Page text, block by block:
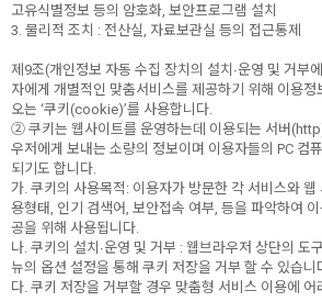
고유식별정보 등의 암호화, 보안프로그램 설치
3. 물리적 조치 : 전산실, 자료보관실 등의 접근통제
제9조(개인정보 자동 수집 장치의 설치∙운영 및 거부
자에게 개별적인 맞춤서비스를 제공하기 위해 이용
오는 ‘쿠키(cookie)’를 사용합니다.
② 쿠키는 웹사이트를 운영하는데 이용되는 서버
우저에게 보내는 소량의 정보이며 이용자들의 PC 컴
되기도 합니다.
가. 쿠키의 사용목적: 이용자가 방문한 각 서비스와 웹
용형태, 인기 검색어, 보안접속 여부, 등을 파악하여
공을 위해 사용됩니다.
나. 쿠키의 설치∙운영 및 거부 : 웹브라우저 상단의 도
뉴의 옵션 설정을 통해 쿠키 저장을 거부 할 수 있습니
다. 쿠키 저장을 거부할 경우 맞춤형 서비스 이용에 어